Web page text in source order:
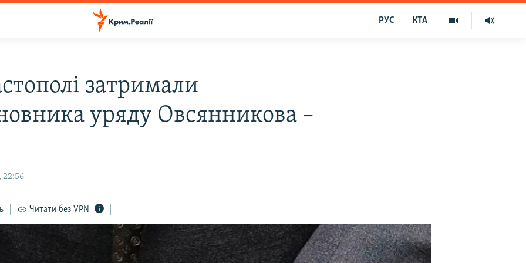
КТА
РУС
затримали
уряду Овсянникова –
22:56
Читати без VPN